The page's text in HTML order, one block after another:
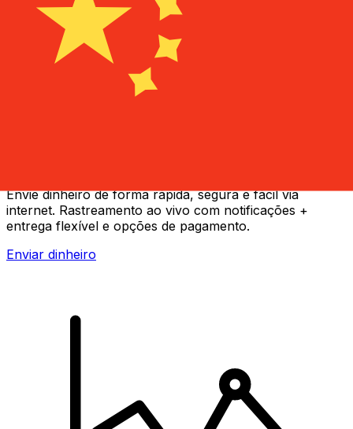
Envie dinheiro de forma rápida, segura e fácil via
internet. Rastreamento ao vivo com notificações +
entrega flexível e opções de pagamento.
Enviar dinheiro